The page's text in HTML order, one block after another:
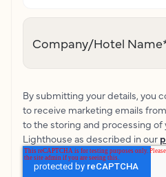
Company/Hotel Name
By submitting your details, you
to receive marketing emails
to the storing and processing of
Lighthouse as described in our